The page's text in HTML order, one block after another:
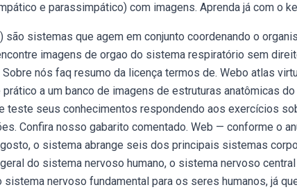
e parassimpático) com imagens. Aprenda já com o
sistemas que agem em conjunto coordenando o
imagens de orgao do sistema respiratório sem
nós faq resumo da licença termos de. Webo atlas
a um banco de imagens de estruturas anatômicas do
teste seus conhecimentos respondendo aos exercícios
Confira nosso gabarito comentado. Web — conforme o
o sistema abrange seis dos principais sistemas
do sistema nervoso humano, o sistema nervoso
nervoso fundamental para os seres humanos, já